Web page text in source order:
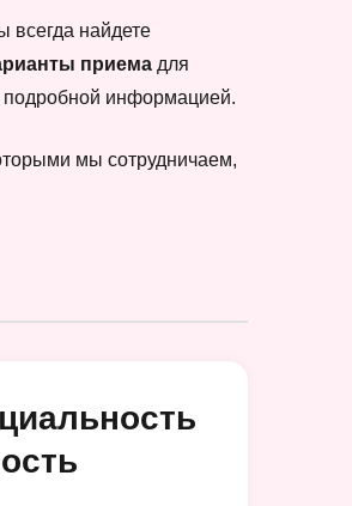
всегда найдете
приема для
подробной информацией.
мы сотрудничаем,